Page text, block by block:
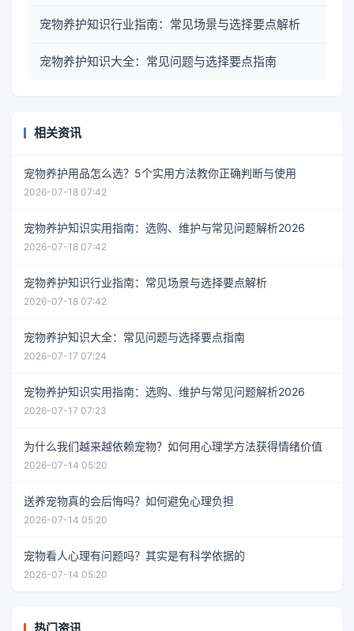
宠物养护知识行业指南：常见场景与选择要点解析
宠物养护知识大全：常见问题与选择要点指南
相关资讯
宠物养护用品怎么选？5个实用方法教你正确判断与使用
2026-07-18 07:42
宠物养护知识实用指南：选购、维护与常见问题解析2026
2026-07-18 07:42
宠物养护知识行业指南：常见场景与选择要点解析
2026-07-18 07:42
宠物养护知识大全：常见问题与选择要点指南
2026-07-17 07:24
宠物养护知识实用指南：选购、维护与常见问题解析2026
2026-07-17 07:23
为什么我们越来越依赖宠物？如何用心理学方法获得情绪价值
2026-07-14 05:20
送养宠物真的会后悔吗？如何避免心理负担
2026-07-14 05:20
宠物看人心理有问题吗？其实是有科学依据的
2026-07-14 05:20